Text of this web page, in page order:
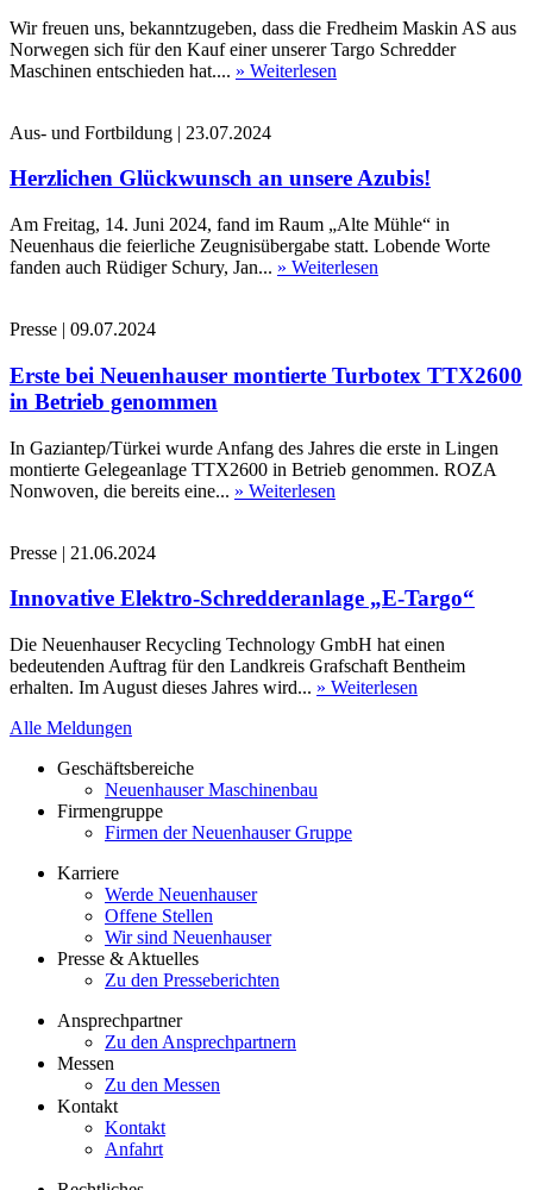
Wir freuen uns, bekanntzugeben, dass die Fredheim Maskin AS aus
Norwegen sich für den Kauf einer unserer Targo Schredder
Maschinen entschieden hat.... » Weiterlesen
Aus- und Fortbildung | 23.07.2024
Herzlichen Glückwunsch an unsere Azubis!
Am Freitag, 14. Juni 2024, fand im Raum „Alte Mühle“ in
Neuenhaus die feierliche Zeugnisübergabe statt. Lobende Worte
fanden auch Rüdiger Schury, Jan... » Weiterlesen
Presse | 09.07.2024
Erste bei Neuenhauser montierte Turbotex TTX2600
in Betrieb genommen
In Gaziantep/Türkei wurde Anfang des Jahres die erste in Lingen
montierte Gelegeanlage TTX2600 in Betrieb genommen. ROZA
Nonwoven, die bereits eine... » Weiterlesen
Presse | 21.06.2024
Innovative Elektro-Schredderanlage „E-Targo“
Die Neuenhauser Recycling Technology GmbH hat einen
bedeutenden Auftrag für den Landkreis Grafschaft Bentheim
erhalten. Im August dieses Jahres wird... » Weiterlesen
Alle Meldungen
Geschäftsbereiche
Neuenhauser Maschinenbau
Firmengruppe
Firmen der Neuenhauser Gruppe
Karriere
Werde Neuenhauser
Offene Stellen
Wir sind Neuenhauser
Presse & Aktuelles
Zu den Presseberichten
Ansprechpartner
Zu den Ansprechpartnern
Messen
Zu den Messen
Kontakt
Kontakt
Anfahrt